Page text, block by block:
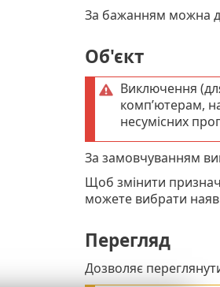
За бажанням можна
Об'єкт
Виключення
комп’ютерам,
несумісних
За замовчуванням
Щоб змінити
можете вибрати
Перегляд
Дозволяє